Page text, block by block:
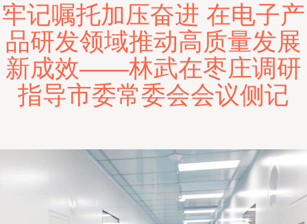
牢记嘱托加压奋进 在电子产
品研发领域推动高质量发展
新成效——林武在枣庄调研
指导市委常委会会议侧记